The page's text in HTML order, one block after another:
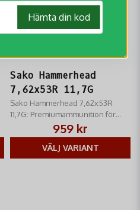
Sako Hammerhead
7,62x53R 11,7G
Sako Hammerhead 7,62x53R
11,7G: Premiumammunition för
storvilt. Bondad kula för djup
penetration och hög
viktretention. Finsk Sako-
precision.
959 kr
VÄLJ VARIANT
Hämta din kod